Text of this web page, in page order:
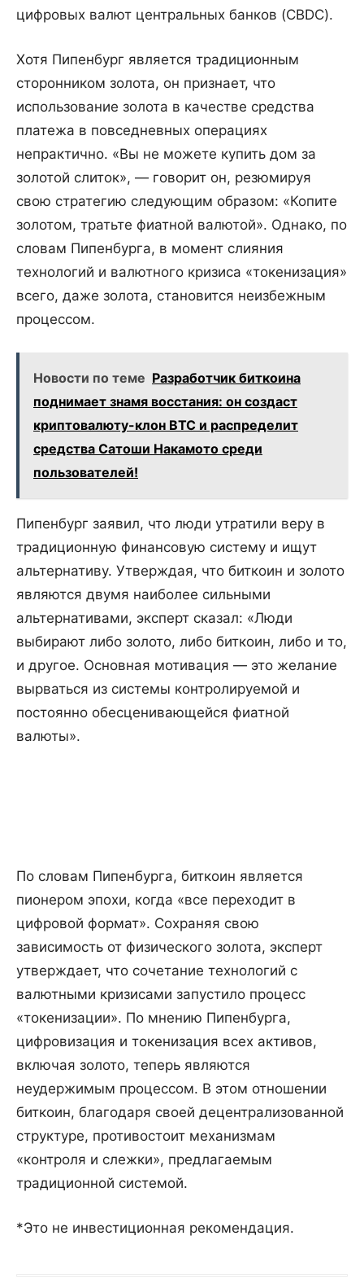
цифровых валют центральных банков (CBDC).
Хотя Пипенбург является традиционным
сторонником золота, он признает, что
использование золота в качестве средства
платежа в повседневных операциях
непрактично. «Вы не можете купить дом за
золотой слиток», — говорит он, резюмируя
свою стратегию следующим образом: «Копите
золотом, тратьте фиатной валютой». Однако, по
словам Пипенбурга, в момент слияния
технологий и валютного кризиса «токенизация»
всего, даже золота, становится неизбежным
процессом.
Новости по теме Разработчик биткоина
поднимает знамя восстания: он создаст
криптовалюту-клон BTC и распределит
средства Сатоши Накамото среди
пользователей!
Пипенбург заявил, что люди утратили веру в
традиционную финансовую систему и ищут
альтернативу. Утверждая, что биткоин и золото
являются двумя наиболее сильными
альтернативами, эксперт сказал: «Люди
выбирают либо золото, либо биткоин, либо и то,
и другое. Основная мотивация — это желание
вырваться из системы контролируемой и
постоянно обесценивающейся фиатной
валюты».
По словам Пипенбурга, биткоин является
пионером эпохи, когда «все переходит в
цифровой формат». Сохраняя свою
зависимость от физического золота, эксперт
утверждает, что сочетание технологий с
валютными кризисами запустило процесс
«токенизации». По мнению Пипенбурга,
цифровизация и токенизация всех активов,
включая золото, теперь являются
неудержимым процессом. В этом отношении
биткоин, благодаря своей децентрализованной
структуре, противостоит механизмам
«контроля и слежки», предлагаемым
традиционной системой.
*Это не инвестиционная рекомендация.